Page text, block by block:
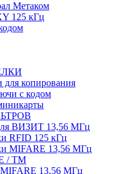
Метаком
125 кГц
копирования
с кодом
ВИЗИТ 13,56 МГц
RFID 125 кГц
MIFARE 13,56 МГц
/ TM
13.56 МГц